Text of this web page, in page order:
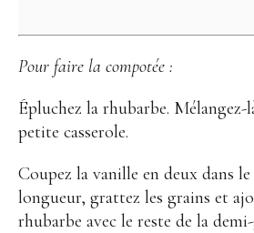
Pour faire la compotée :
Épluchez la rhubarbe. Mélangez-
petite casserole.
Coupez la vanille en deux dans le
longueur, grattez les grains et
rhubarbe avec le reste de la demi-